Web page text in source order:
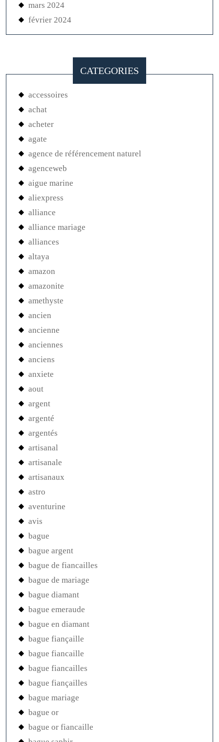
mars 2024
février 2024
CATEGORIES
accessoires
achat
acheter
agate
agence de référencement naturel
agenceweb
aigue marine
aliexpress
alliance
alliance mariage
alliances
altaya
amazon
amazonite
amethyste
ancien
ancienne
anciennes
anciens
anxiete
aout
argent
argenté
argentés
artisanal
artisanale
artisanaux
astro
aventurine
avis
bague
bague argent
bague de fiancailles
bague de mariage
bague diamant
bague emeraude
bague en diamant
bague fiançaille
bague fiancaille
bague fiancailles
bague fiançailles
bague mariage
bague or
bague or fiancaille